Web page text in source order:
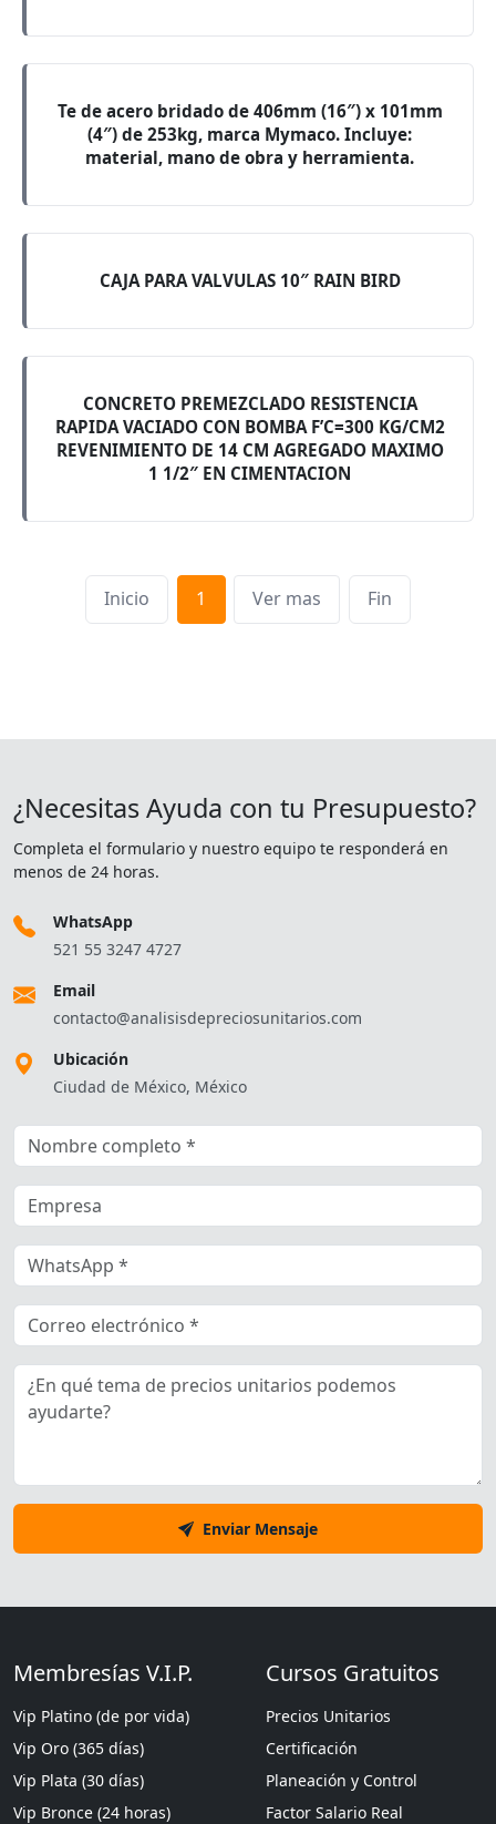
Te de acero bridado de 406mm (16″) x 101mm
(4″) de 253kg, marca Mymaco. Incluye:
material, mano de obra y herramienta.
CAJA PARA VALVULAS 10″ RAIN BIRD
CONCRETO PREMEZCLADO RESISTENCIA
RAPIDA VACIADO CON BOMBA F’C=300 KG/CM2
REVENIMIENTO DE 14 CM AGREGADO MAXIMO
1 1/2″ EN CIMENTACION
Inicio 1 Ver mas Fin
¿Necesitas Ayuda con tu Presupuesto?
Completa el formulario y nuestro equipo te responderá en
menos de 24 horas.
WhatsApp
521 55 3247 4727
Email
contacto@analisisdepreciosunitarios.com
Ubicación
Ciudad de México, México
Enviar Mensaje
Membresías V.I.P.
Vip Platino (de por vida)
Vip Oro (365 días)
Vip Plata (30 días)
Vip Bronce (24 horas)
Cursos Gratuitos
Precios Unitarios
Certificación
Planeación y Control
Factor Salario Real